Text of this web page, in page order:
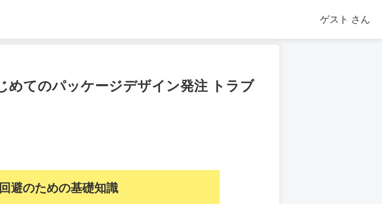
ゲスト さん
めてのパッケージデザイン発注 トラブ
避のための基礎知識